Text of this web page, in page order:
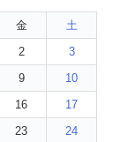
金
土
2
3
9
10
16
17
23
24